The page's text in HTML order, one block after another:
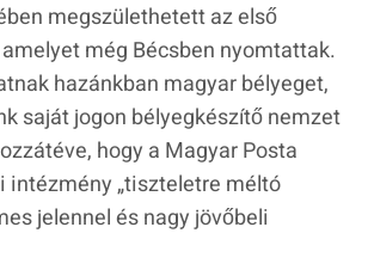
megszülethetett az első
még Bécsben nyomtattak.
hazánkban magyar bélyeget,
saját jogon bélyegkészítő nemzet
hogy a Magyar Posta
intézmény „tiszteletre méltó
jelennel és nagy jövőbeli